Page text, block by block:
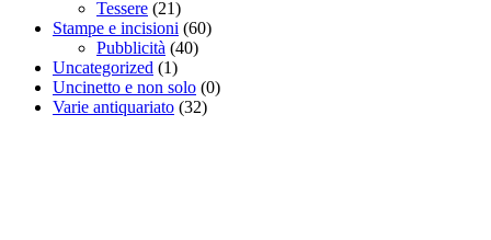
Tessere (21)
Stampe e incisioni (60)
Pubblicità (40)
Uncategorized (1)
Uncinetto e non solo (0)
Varie antiquariato (32)